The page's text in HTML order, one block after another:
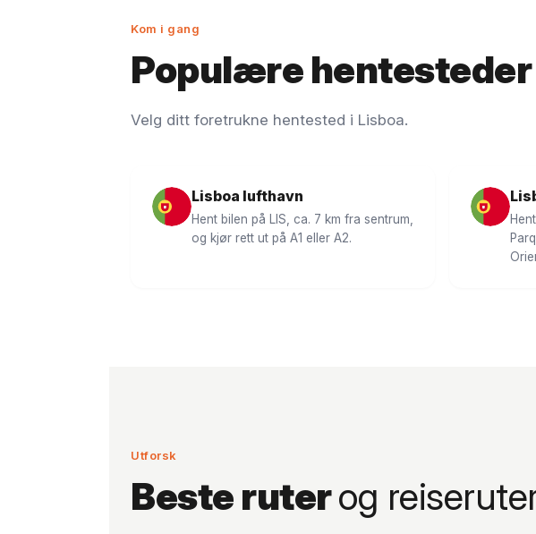
Kom i gang
Populære hentesteder
Velg ditt foretrukne hentested i Lisboa.
Lisboa lufthavn
Hent bilen på LIS, ca. 7 km fra sentrum,
og kjør rett ut på A1 eller A2.
Utforsk
Beste ruterog